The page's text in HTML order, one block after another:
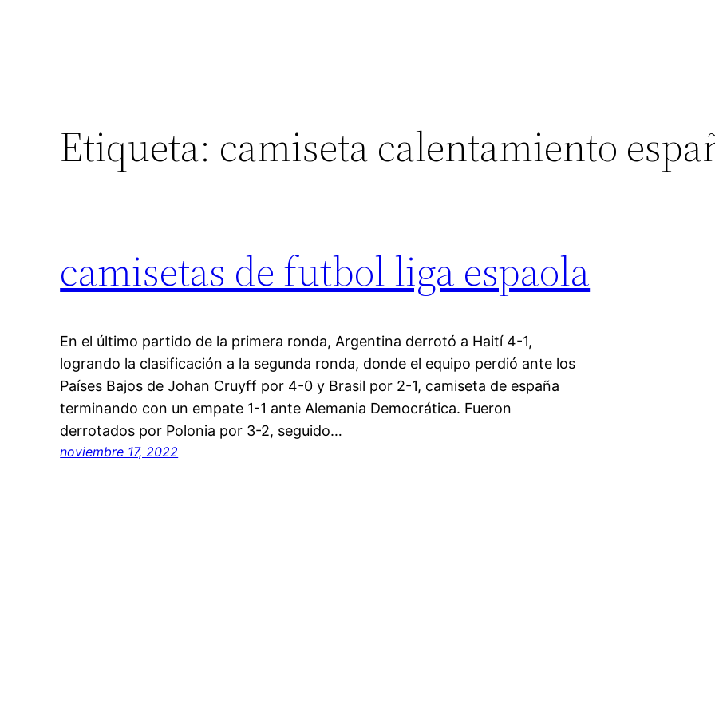
Etiqueta: camiseta calentamiento
camisetas de futbol liga espaola
En el último partido de la primera ronda, Argentina derrotó a Haití 4-1,
logrando la clasificación a la segunda ronda, donde el equipo perdió ante los
Países Bajos de Johan Cruyff por 4-0 y Brasil por 2-1, camiseta de españa
terminando con un empate 1-1 ante Alemania Democrática. Fueron
derrotados por Polonia por 3-2, seguido…
noviembre 17, 2022